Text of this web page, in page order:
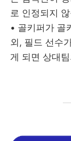
로 인정되지
• 골키퍼가 골
외, 필드 선수
게 되면 상대